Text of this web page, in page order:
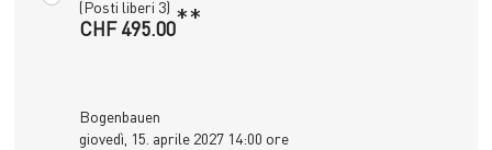
(Posti liberi 3)
CHF 495.00**
Bogenbauen
giovedì, 15. aprile 2027 14:00 ore